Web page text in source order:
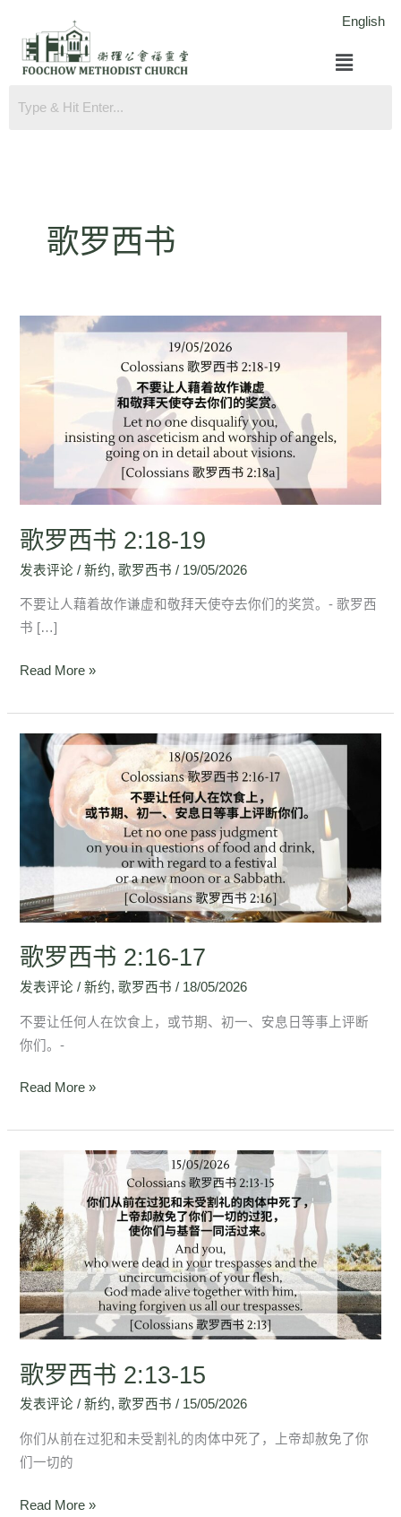
English
菜
单
歌罗西书
歌罗西书 2:18-19
发表评论 /新约,歌罗西书 / 19/05/2026
不要让人藉着故作谦虚和敬拜天使夺去你们的奖赏。- 歌罗西
书 […]
歌
Read More »
歌罗西书 2:16-17
发表评论 /新约,歌罗西书 / 18/05/2026
不要让任何人在饮食上，或节期、初一、安息日等事上评断
你们。-
歌
Read More »
歌罗西书 2:13-15
发表评论 /新约,歌罗西书 / 15/05/2026
你们从前在过犯和未受割礼的肉体中死了，上帝却赦免了你
们一切的
西
书
2:13-
15
Read More »